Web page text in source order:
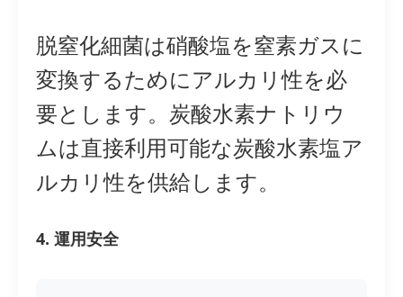
脱窒化細菌は硝酸塩を窒素ガスに
変換するためにアルカリ性を必
要とします。炭酸水素ナトリウ
ムは直接利用可能な炭酸水素塩ア
ルカリ性を供給します。
4. 運用安全